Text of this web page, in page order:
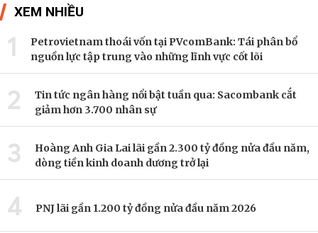
XEM NHIỀU
1
Petrovietnam thoái vốn tại PVcomBank: Tái phân bổ
nguồn lực tập trung vào những lĩnh vực cốt lõi
2
Tin tức ngân hàng nổi bật tuần qua: Sacombank cắt
giảm hơn 3.700 nhân sự
3
Hoàng Anh Gia Lai lãi gần 2.300 tỷ đồng nửa đầu năm,
dòng tiền kinh doanh dương trở lại
4 PNJ lãi gần 1.200 tỷ đồng nửa đầu năm 2026